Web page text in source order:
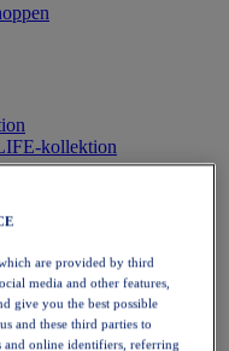
kollektion
are provided by third
media and other features,
give you the best possible
and these third parties to
and online identifiers, referring